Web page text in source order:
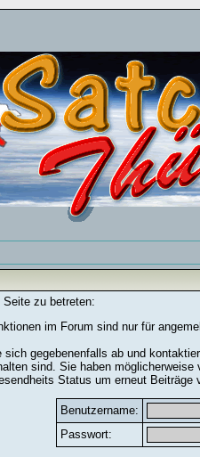
zu betreten:
im Forum sind nur für
gegebenenfalls ab und
sind. Sie haben
Status um erneut Beiträge
Benutzername:
Passwort: